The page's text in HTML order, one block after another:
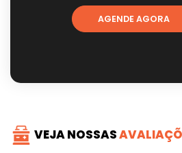
AGENDE AGORA
VEJA NOSSAS